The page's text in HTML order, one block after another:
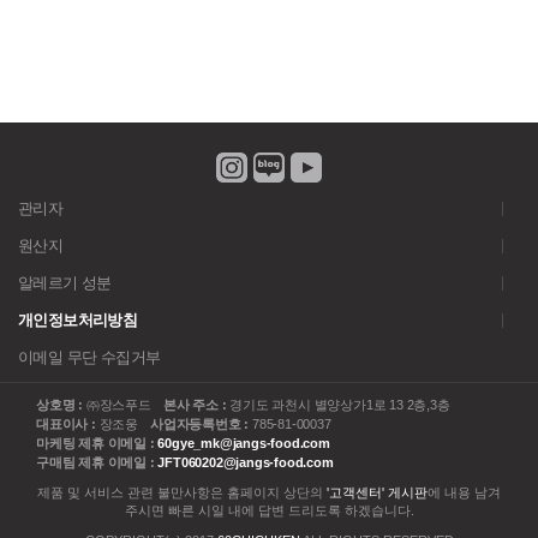
관리자
원산지
알레르기 성분
개인정보처리방침
이메일 무단 수집거부
상호명 : ㈜장스푸드 본사 주소 : 경기도 과천시 별양상가1로 13 2층,3층
대표이사 : 장조웅 사업자등록번호 :785-81-00037
마케팅 제휴 이메일 :60gye_mk@jangs-food.com
구매팀 제휴 이메일 :JFT060202@jangs-food.com
제품 및 서비스 관련 불만사항은 홈페이지 상단의 '고객센터' 게시판에 내용 남겨
주시면 빠른 시일 내에 답변 드리도록 하겠습니다.